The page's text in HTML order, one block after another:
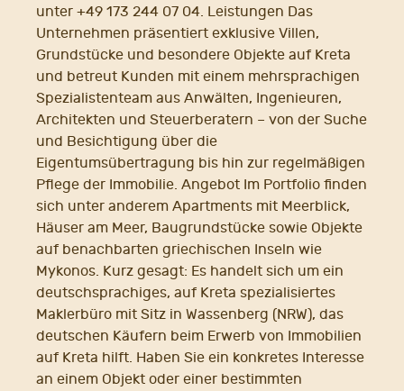
unter +49 173 244 07 04. Leistungen Das
Unternehmen präsentiert exklusive Villen,
Grundstücke und besondere Objekte auf Kreta
und betreut Kunden mit einem mehrsprachigen
Spezialistenteam aus Anwälten, Ingenieuren,
Architekten und Steuerberatern – von der Suche
und Besichtigung über die
Eigentumsübertragung bis hin zur regelmäßigen
Pflege der Immobilie. Angebot Im Portfolio finden
sich unter anderem Apartments mit Meerblick,
Häuser am Meer, Baugrundstücke sowie Objekte
auf benachbarten griechischen Inseln wie
Mykonos. Kurz gesagt: Es handelt sich um ein
deutschsprachiges, auf Kreta spezialisiertes
Maklerbüro mit Sitz in Wassenberg (NRW), das
deutschen Käufern beim Erwerb von Immobilien
auf Kreta hilft. Haben Sie ein konkretes Interesse
an einem Objekt oder einer bestimmten